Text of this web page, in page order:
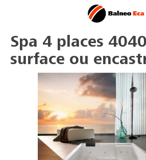
Spa 4 places
surface ou